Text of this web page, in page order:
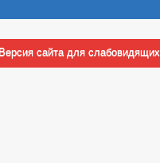
Версия сайта для слабовидящих